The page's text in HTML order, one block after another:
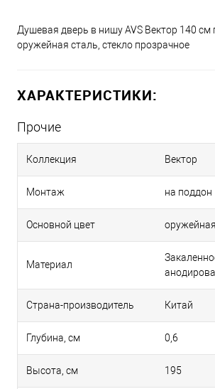
Душевая дверь в нишу AVS Вектор 140 см
оружейная сталь, стекло прозрачное
ХАРАКТЕРИСТИКИ:
Прочие
Коллекция Вектор
Монтаж на поддон
Основной цвет
Материал
Страна-производитель Китай
Глубина, см 0,6
Высота, см 195